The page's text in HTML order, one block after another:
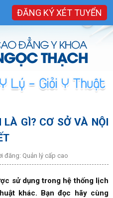
ĐĂNG KÝ XÉT TUYỂN
LÀ GÌ? CƠ SỞ VÀ NỘI
đăng: Quản lý cấp cao
sử dụng trong hệ thống lịch
khác. Bạn đọc hãy cùng